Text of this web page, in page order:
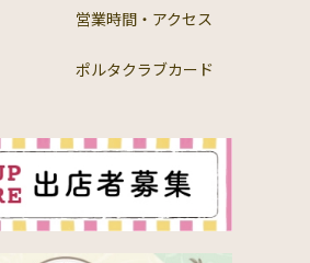
営業時間・アクセス
ポルタクラブカード